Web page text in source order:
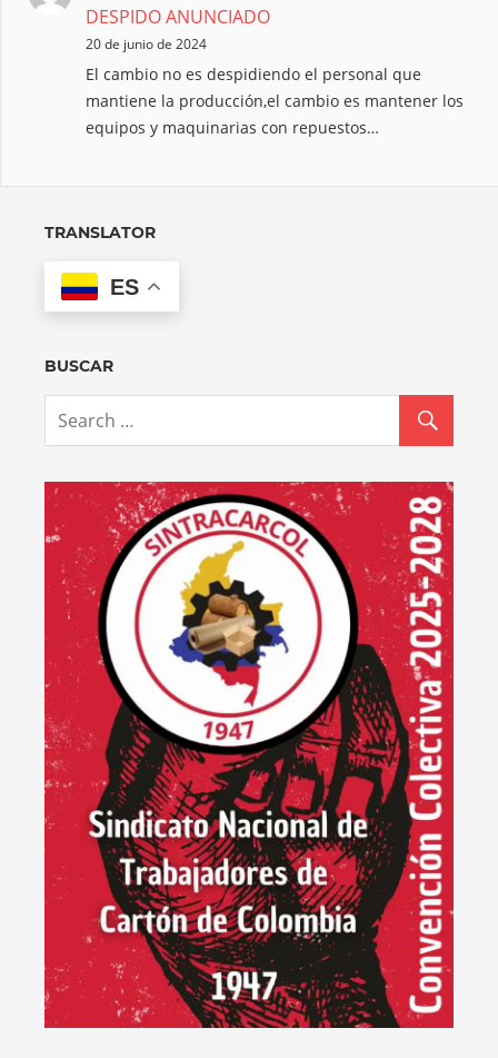
DESPIDO ANUNCIADO
20 de junio de 2024
El cambio no es despidiendo el personal que
mantiene la producción,el cambio es mantener los
equipos y maquinarias con repuestos…
TRANSLATOR
ES
BUSCAR